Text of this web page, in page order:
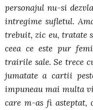
personajul nu-si
intregime sufletul.
trebuit, zic eu, tratate
ceea ce este pur
trairile sale. Se trece
jumatate a cartii
impuneau mai multa
care m-as fi asteptat,